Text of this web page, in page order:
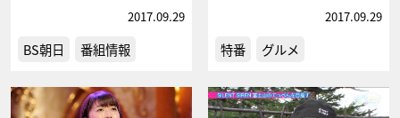
2017.09.29
BS朝日 番組情報
2017.09.29
特番 グルメ